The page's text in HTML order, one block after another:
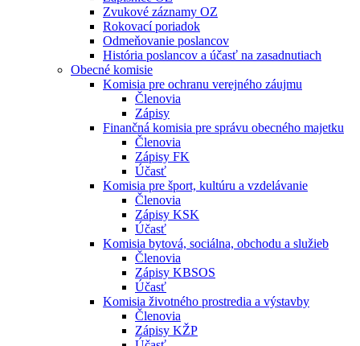
Zvukové záznamy OZ
Rokovací poriadok
Odmeňovanie poslancov
História poslancov a účasť na zasadnutiach
Obecné komisie
Komisia pre ochranu verejného záujmu
Členovia
Zápisy
Finančná komisia pre správu obecného majetku
Členovia
Zápisy FK
Účasť
Komisia pre šport, kultúru a vzdelávanie
Členovia
Zápisy KSK
Účasť
Komisia bytová, sociálna, obchodu a služieb
Členovia
Zápisy KBSOS
Účasť
Komisia životného prostredia a výstavby
Členovia
Zápisy KŽP